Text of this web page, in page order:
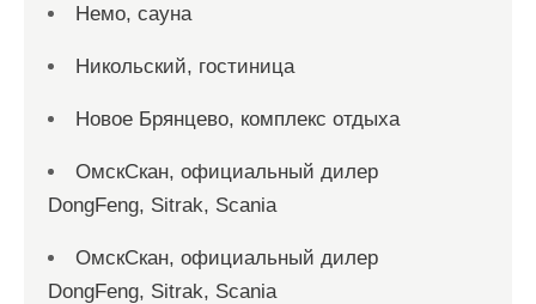
Немо, сауна
Никольский, гостиница
Новое Брянцево, комплекс отдыха
ОмскСкан, официальный дилер
DongFeng, Sitrak, Scania
ОмскСкан, официальный дилер
DongFeng, Sitrak, Scania